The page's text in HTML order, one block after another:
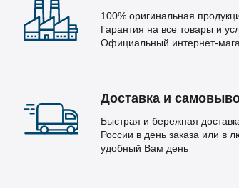
100% оригинальная
Гарантия на все товары и
Официальный интернет-
Доставка и
Быстрая и бережная
России в день заказа или в
удобный Вам день